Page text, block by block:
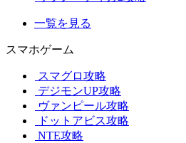
一覧を見る
スマホゲーム
スマグロ攻略
デジモンUP攻略
ヴァンピール攻略
ドットアビス攻略
NTE攻略